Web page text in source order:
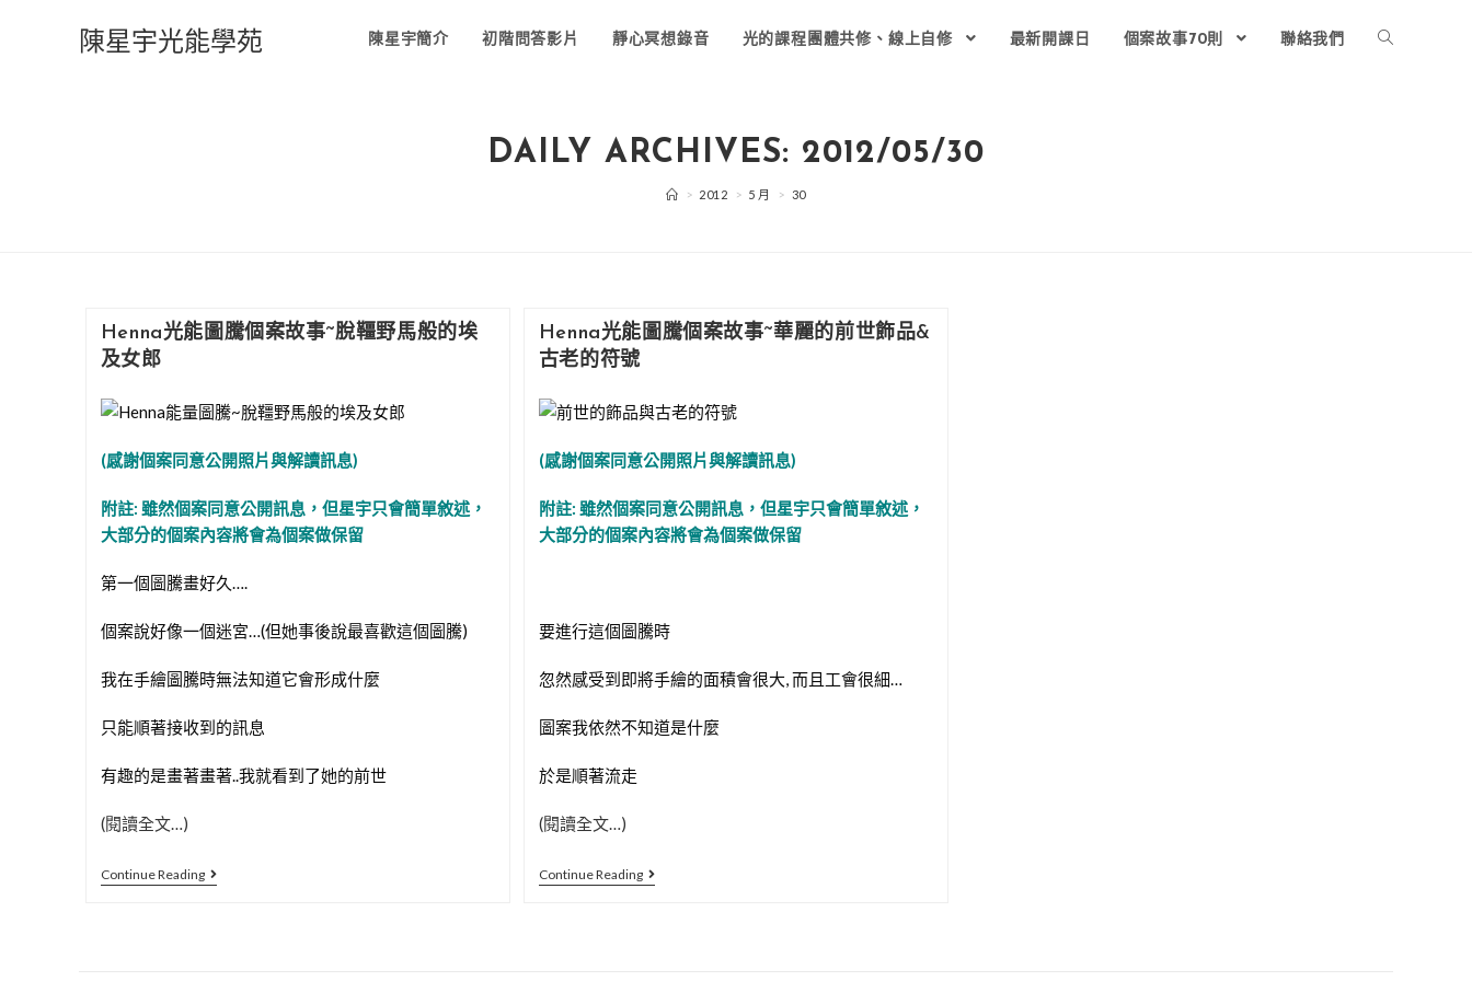
陳星宇光能學苑 陳星宇簡介 初階問答影片 靜心冥想錄音 光的課程團體共修、線上自修 最新開課日 個案故事70則 聯絡我們
DAILY ARCHIVES: 2012/05/30
> 2012 > 5 月 > 30
Henna光能圖騰個案故事~脫韁野馬般的埃
及女郎
(感謝個案同意公開照片與解讀訊息)
附註: 雖然個案同意公開訊息，但星宇只會簡單敘述，
大部分的個案內容將會為個案做保留
第一個圖騰畫好久….
個案說好像一個迷宮…(但她事後說最喜歡這個圖騰)
我在手繪圖騰時無法知道它會形成什麼
只能順著接收到的訊息
有趣的是畫著畫著..我就看到了她的前世
(閱讀全文…)
Continue Reading
Henna
Henna光能圖騰個案故事~華麗的前世飾品&
古老的符號
(感謝個案同意公開照片與解讀訊息)
附註: 雖然個案同意公開訊息，但星宇只會簡單敘述，
大部分的個案內容將會為個案做保留
要進行這個圖騰時
忽然感受到即將手繪的面積會很大, 而且工會很細…
圖案我依然不知道是什麼
於是順著流走
(閱讀全文…)
Continue Reading
Henna